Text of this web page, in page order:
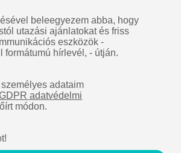
beleegyezem abba, hogy
utazási ajánlatokat és friss
eszközök -
formátumú hírlevél, - útján.
adataim
adatvédelmi
módon.